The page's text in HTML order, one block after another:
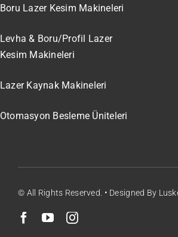
Boru Lazer Kesim Makineleri
Levha & Boru/Profil Lazer
Kesim Makineleri
Lazer Kaynak Makineleri
Otomasyon Besleme Üniteleri
© All Rights Reserved. • Designed By